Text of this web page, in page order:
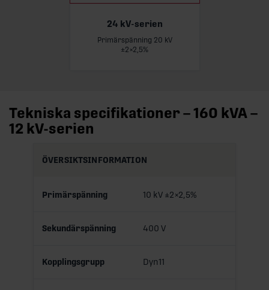
24 kV-serien
Primärspänning 20 kV
±2×2,5%
Tekniska specifikationer – 160 kVA –
12 kV-serien
ÖVERSIKTSINFORMATION
Primärspänning 10 kV ±2×2,5%
Sekundärspänning 400 V
Kopplingsgrupp Dyn11